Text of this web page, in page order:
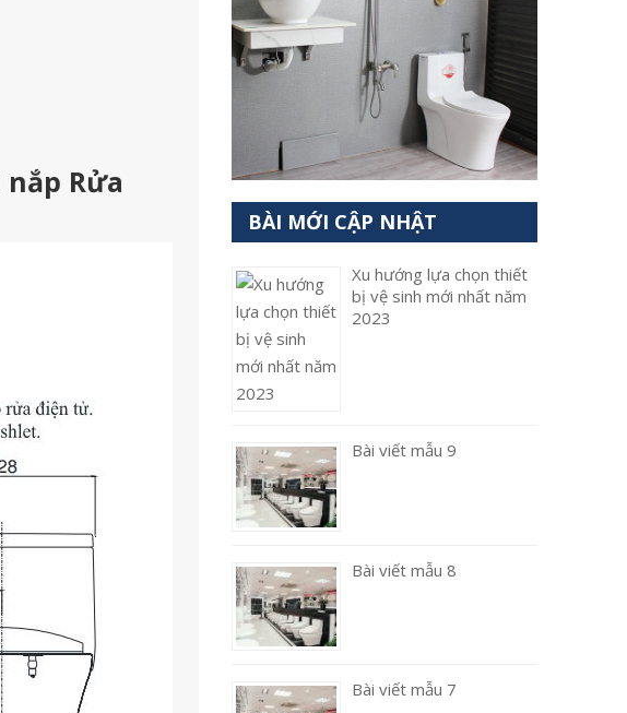
nắp Rửa
BÀI MỚI CẬP NHẬT
Xu hướng lựa chọn thiết
bị vệ sinh mới nhất năm
2023
Bài viết mẫu 9
Bài viết mẫu 8
Bài viết mẫu 7